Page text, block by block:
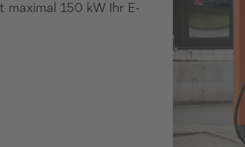
maximal 150 kW Ihr E-